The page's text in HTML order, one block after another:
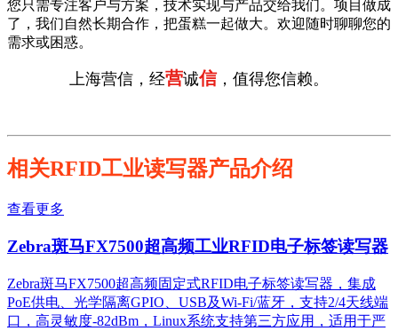
您只需专注客户与方案，技术实现与产品交给我们。项目做成
了，我们自然长期合作，把蛋糕一起做大。欢迎随时聊聊您的
需求或困惑。
上海营信，经营诚信，值得您信赖。
相关RFID工业读写器产品介绍
查看更多
Zebra斑马FX7500超高频工业RFID电子标签读写器
Zebra斑马FX7500超高频固定式RFID电子标签读写器，集成
PoE供电、光学隔离GPIO、USB及Wi-Fi/蓝牙，支持2/4天线端
口，高灵敏度-82dBm，Linux系统支持第三方应用，适用于严